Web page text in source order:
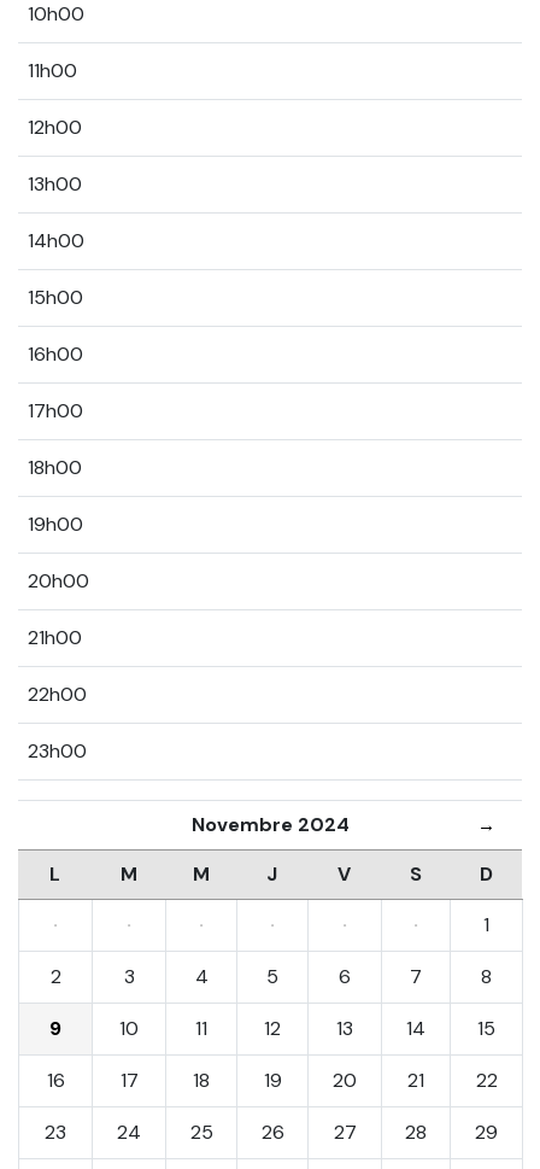
10h00
11h00
12h00
13h00
14h00
15h00
16h00
17h00
18h00
19h00
20h00
21h00
22h00
23h00
Novembre 2024 →
L M M J V S
D
·
· · · · · 1
2 3 4 5 6 7 8
9 10 11 12 13 14 15
16 17 18 19 20 21 22
23 24 25 26 27 28 29